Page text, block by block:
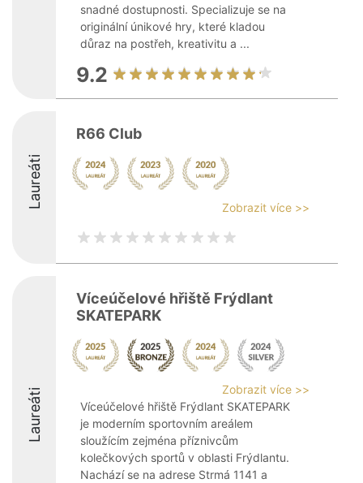
snadné dostupnosti. Specializuje se na
originální únikové hry, které kladou
důraz na postřeh, kreativitu a ...
9.2
Laureáti
R66 Club
Zobrazit více >>
Laureáti
Víceúčelové hřiště Frýdlant
SKATEPARK
Zobrazit více >>
Víceúčelové hřiště Frýdlant SKATEPARK
je moderním sportovním areálem
sloužícím zejména příznivcům
kolečkových sportů v oblasti Frýdlantu.
Nachází se na adrese Strmá 1141 a